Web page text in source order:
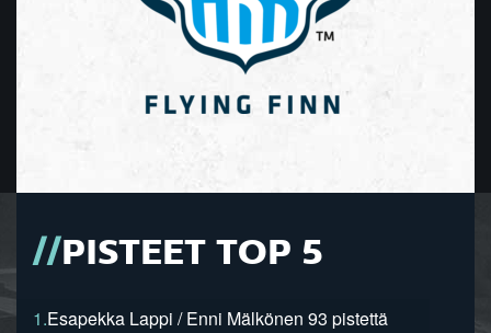
PISTEET TOP 5
1.Esapekka Lappi / Enni Mälkönen 93 pistettä